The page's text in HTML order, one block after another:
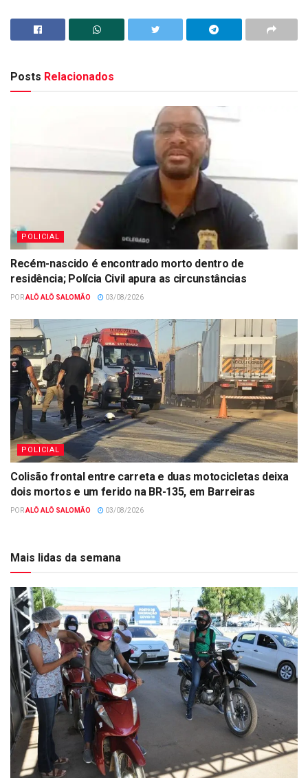
Posts Relacionados
POLICIAL
Recém-nascido é encontrado morto dentro de
residência; Polícia Civil apura as circunstâncias
PORALÔ ALÔ SALOMÃO 03/08/2026
POLICIAL
Colisão frontal entre carreta e duas motocicletas deixa
dois mortos e um ferido na BR-135, em Barreiras
PORALÔ ALÔ SALOMÃO 03/08/2026
Mais lidas da semana